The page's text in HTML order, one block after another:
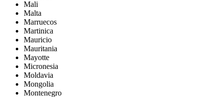
Mali
Malta
Marruecos
Martinica
Mauricio
Mauritania
Mayotte
Micronesia
Moldavia
Mongolia
Montenegro